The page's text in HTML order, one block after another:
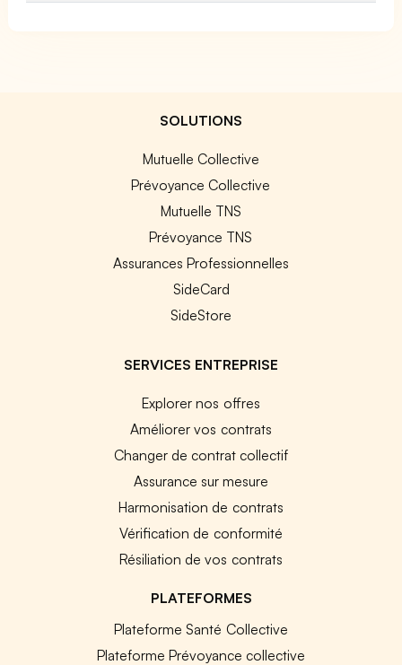
SOLUTIONS
Mutuelle Collective
Prévoyance Collective
Mutuelle TNS
Prévoyance TNS
Assurances Professionnelles
SideCard
SideStore
SERVICES ENTREPRISE
Explorer nos offres
Améliorer vos contrats
Changer de contrat collectif
Assurance sur mesure
Harmonisation de contrats
Vérification de conformité
Résiliation de vos contrats
PLATEFORMES
Plateforme Santé Collective
Plateforme Prévoyance collective